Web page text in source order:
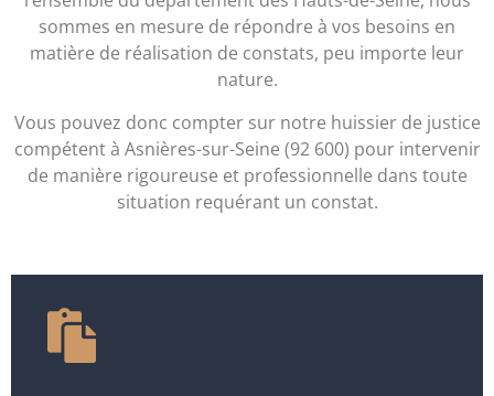
sommes en mesure de répondre à vos besoins en
matière de réalisation de constats, peu importe leur
nature.
Vous pouvez donc compter sur notre huissier de justice
compétent à Asnières-sur-Seine (92 600) pour intervenir
de manière rigoureuse et professionnelle dans toute
situation requérant un constat.